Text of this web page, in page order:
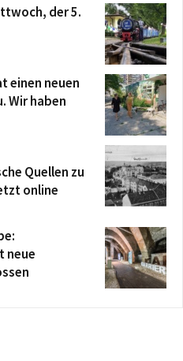
der 5.
einen neuen
Wir haben
Quellen zu
online
neue